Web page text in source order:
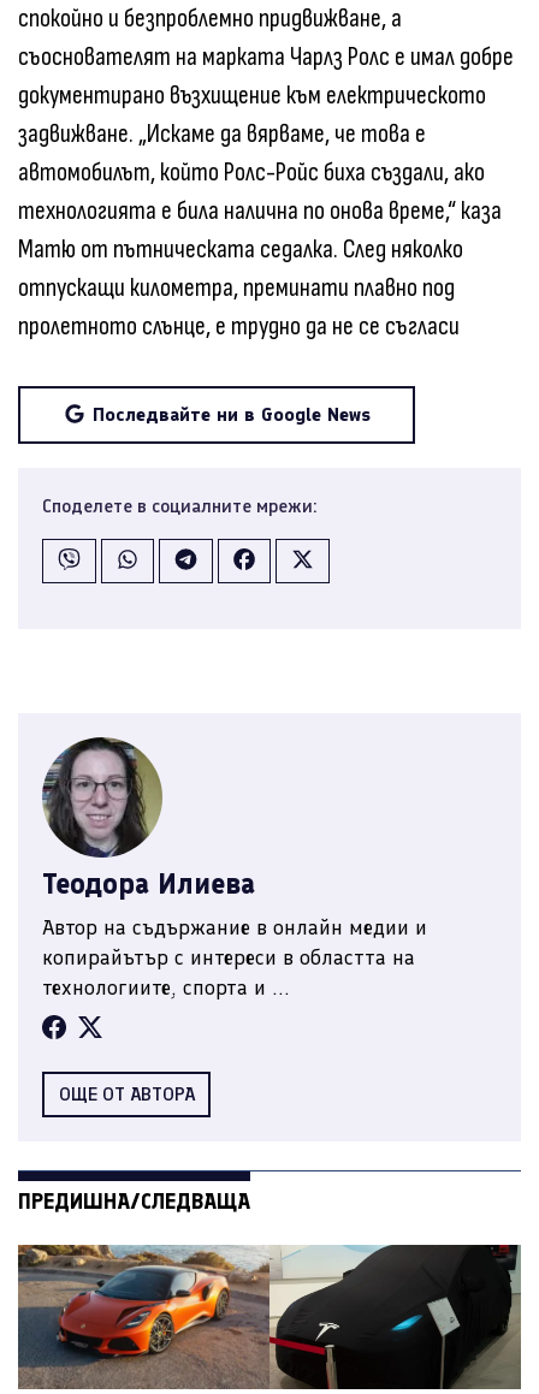
спокойно и безпроблемно придвижване, а
съоснователят на марката Чарлз Ролс е имал добре
документирано възхищение към електрическото
задвижване. „Искаме да вярваме, че това е
автомобилът, който Ролс-Ройс биха създали, ако
технологията е била налична по онова време,“ каза
Матю от пътническата седалка. След няколко
отпускащи километра, преминати плавно под
пролетното слънце, е трудно да не се съгласи
Последвайте ни в Google News
Споделете в социалните мрежи:
Теодора Илиева
Автор на съдържание в онлайн медии и
копирайътър с интереси в областта на
технологиите, спорта и ...
ОЩЕ ОТ АВТОРА
ПРЕДИШНА/СЛЕДВАЩА